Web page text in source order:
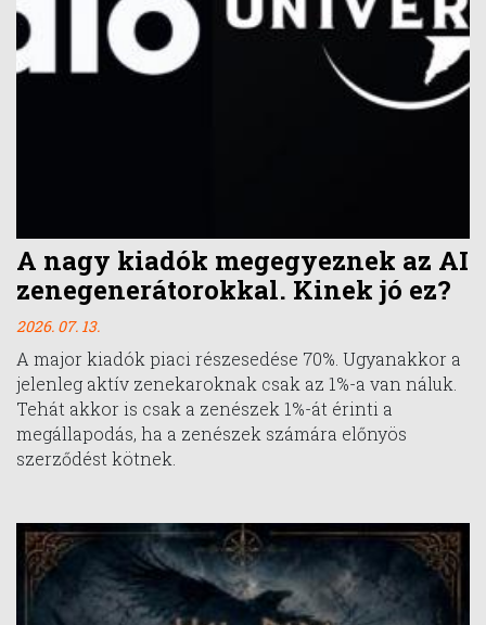
A nagy kiadók megegyeznek az AI
zenegenerátorokkal. Kinek jó ez?
2026. 07. 13.
A major kiadók piaci részesedése 70%. Ugyanakkor a
jelenleg aktív zenekaroknak csak az 1%-a van náluk.
Tehát akkor is csak a zenészek 1%-át érinti a
megállapodás, ha a zenészek számára előnyös
szerződést kötnek.